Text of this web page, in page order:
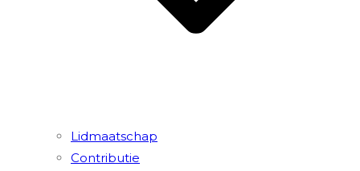
Lidmaatschap
Contributie